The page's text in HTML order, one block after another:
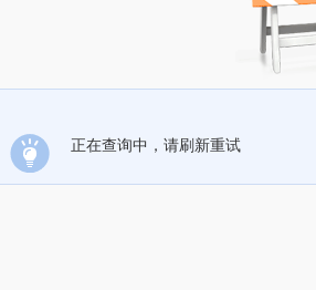
正在查询中，请刷新重试